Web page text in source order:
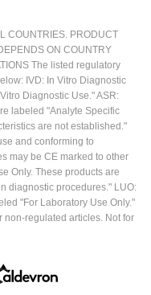
COUNTRIES. PRODUCT
ON COUNTRY
The listed regulatory
IVD: In Vitro Diagnostic
Diagnostic Use." ASR:
labeled "Analyte Specific
are not established."
and conforming to
may be CE marked to other
Only. These products are
diagnostic procedures." LUO:
"For Laboratory Use Only."
non-regulated articles. Not for